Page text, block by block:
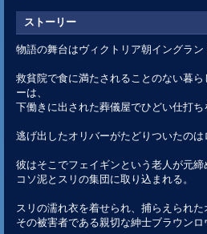
ストーリー
物語の舞台はヴィクトリア朝イングラン
救貧院で食に満たされることのない暮
ーは、
下働きに出された葬儀屋でひどい仕打ち
逃げ出したオリバーがたどりついたのは
彼はそこでフェイギンという老人が元締
コソ泥とスリの集団に取り込まれる。
スリの濡れ衣を着せられ、捕らえられた
その被害者である親切な紳士ブラウンロ